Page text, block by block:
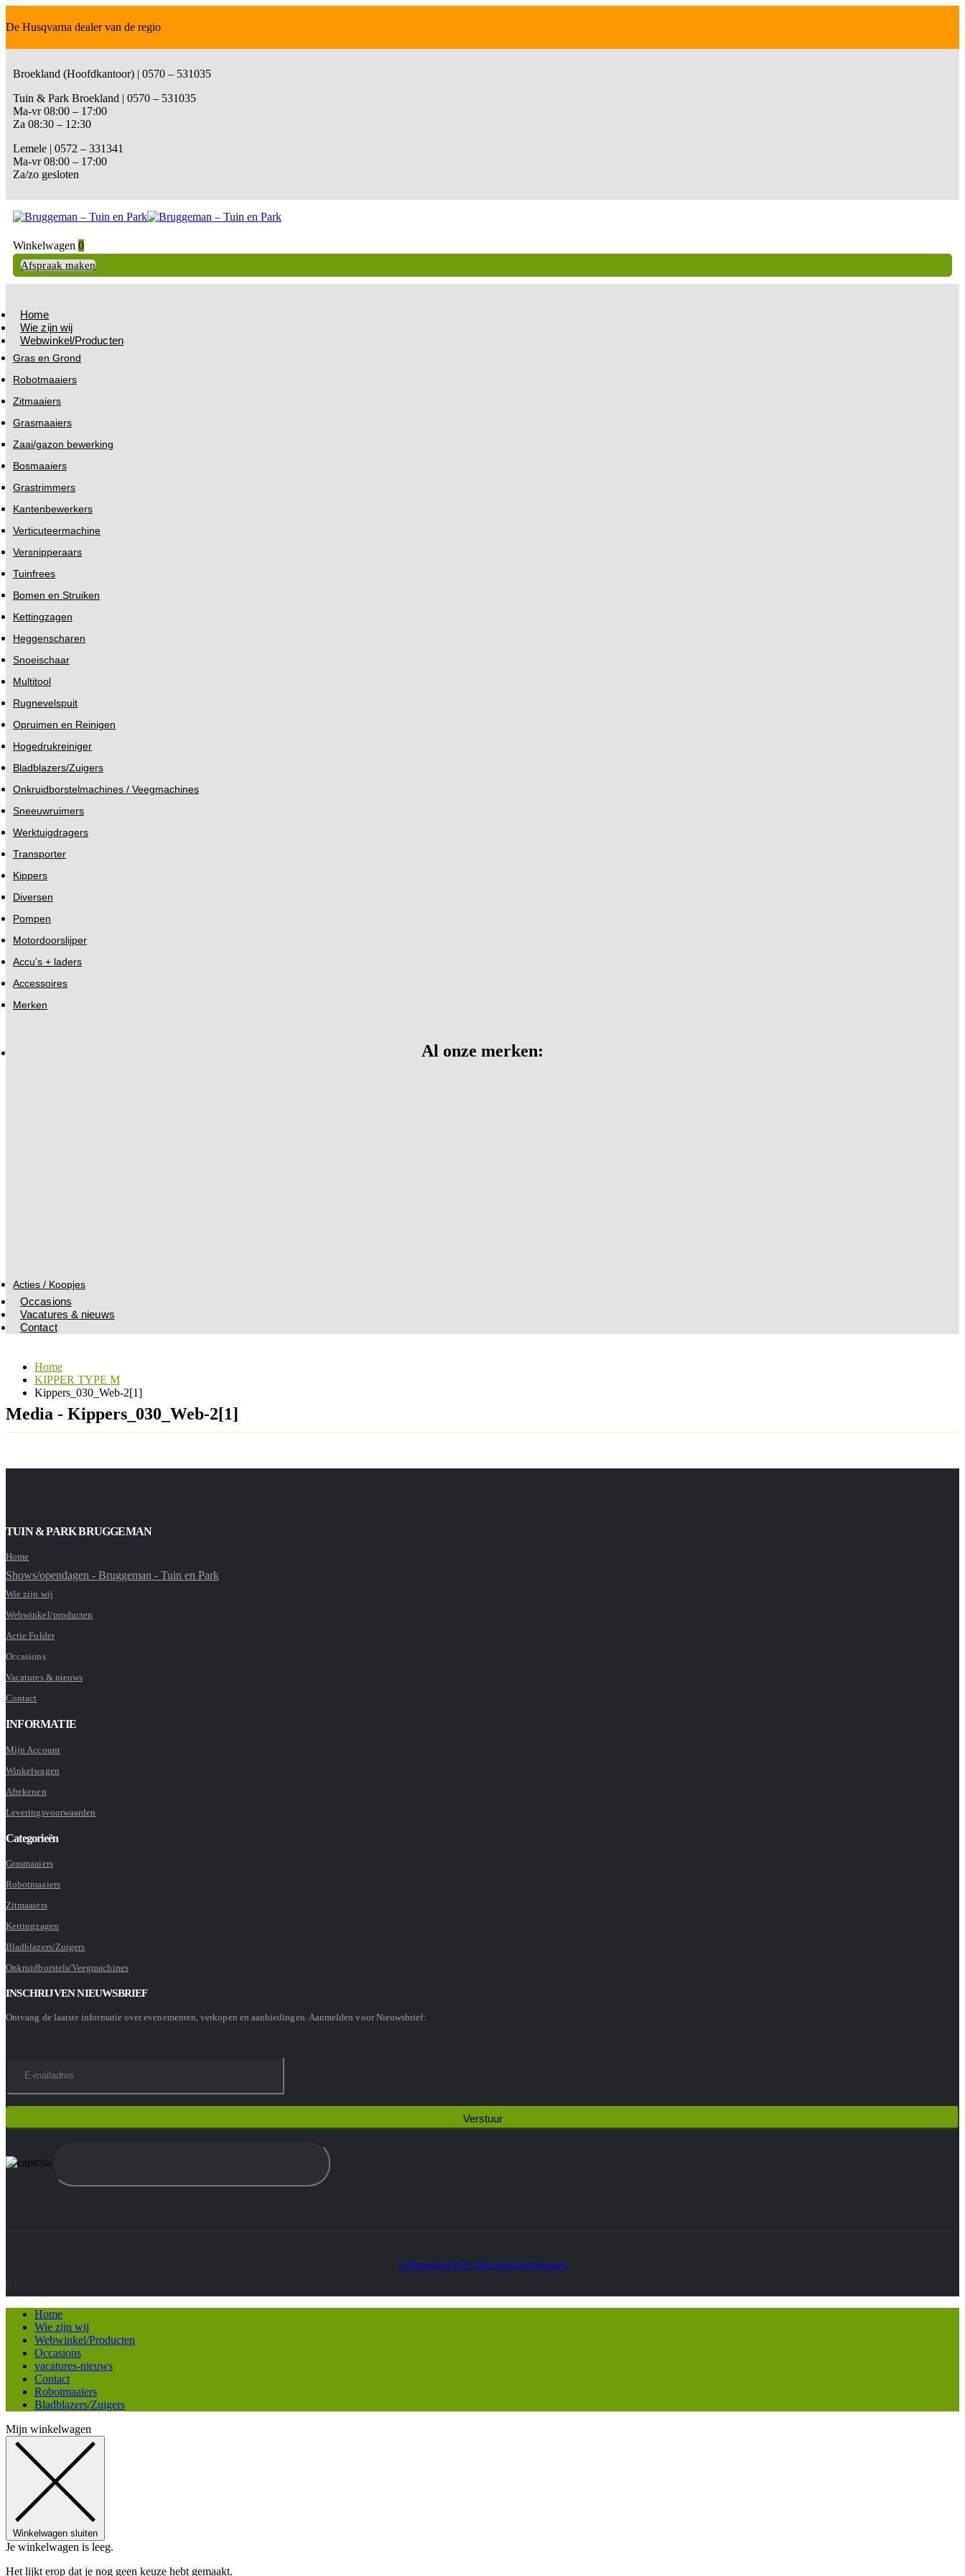
De Husqvarna dealer van de regio
Broekland (Hoofdkantoor) | 0570 – 531035
Tuin & Park Broekland | 0570 – 531035
Ma-vr 08:00 – 17:00
Za 08:30 – 12:30
Lemele | 0572 – 331341
Ma-vr 08:00 – 17:00
Za/zo gesloten
Winkelwagen 0
Afspraak maken
Home
Wie zijn wij
Webwinkel/Producten
Gras en Grond
Robotmaaiers
Zitmaaiers
Grasmaaiers
Zaai/gazon bewerking
Bosmaaiers
Grastrimmers
Kantenbewerkers
Verticuteermachine
Versnipperaars
Tuinfrees
Bomen en Struiken
Kettingzagen
Heggenscharen
Snoeischaar
Multitool
Rugnevelspuit
Opruimen en Reinigen
Hogedrukreiniger
Bladblazers/Zuigers
Onkruidborstelmachines / Veegmachines
Sneeuwruimers
Werktuigdragers
Transporter
Kippers
Diversen
Pompen
Motordoorslijper
Accu’s + laders
Accessoires
Merken
Al onze merken:
Acties / Koopjes
Occasions
Vacatures & nieuws
Contact
Home
KIPPER TYPE M
Kippers_030_Web-2[1]
Media - Kippers_030_Web-2[1]
TUIN & PARK BRUGGEMAN
Home
Shows/opendagen - Bruggeman - Tuin en Park
Wie zijn wij
Webwinkel/producten
Actie Folder
Occasions
Vacatures & nieuws
Contact
INFORMATIE
Mijn Account
Winkelwagen
Afrekenen
Leveringsvoorwaarden
Categorieën
Grasmaaiers
Robotmaaiers
Zitmaaiers
Kettingzagen
Bladblazers/Zuigers
Onkruidborstels/Veegmachines
INSCHRIJVEN NIEUWSBRIEF
Ontvang de laatste informatie over evenementen, verkopen en aanbiedingen. Aanmelden voor Nieuwsbrief:
© Heatmedia.nl 2024. Alle rechten voorbehouden
Home
Wie zijn wij
Webwinkel/Producten
Occasions
vacatures-nieuws
Contact
Robotmaaiers
Bladblazers/Zuigers
Mijn winkelwagen
Winkelwagen sluiten
Je winkelwagen is leeg.
Het lijkt erop dat je nog geen keuze hebt gemaakt.